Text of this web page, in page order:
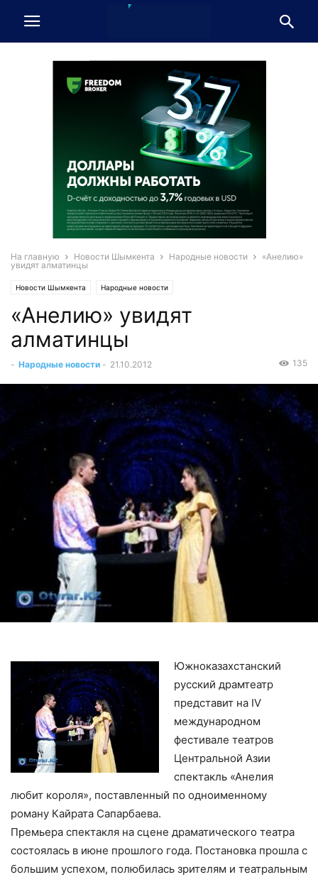
На главную Новости Шымкента Народные новости
«Анелию»
увидят алматинцы
Новости Шымкента Народные новости
«Анелию» увидят
алматинцы
- Народные новости - 21.10.2012 135
Южноказахстанский
русский драмтеатр
представит на ІV
международном
фестивале театров
Центральной Азии
спектакль «Анелия
любит короля», поставленный по одноименному
роману Кайрата Сапарбаева.
Премьера спектакля на сцене драматического театра
состоялась в июне прошлого года. Постановка прошла с
большим успехом, полюбилась зрителям и театральным